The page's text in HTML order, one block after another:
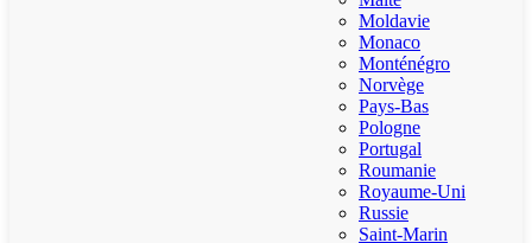
Moldavie
Monaco
Monténégro
Norvège
Pays-Bas
Pologne
Portugal
Roumanie
Royaume-Uni
Russie
Saint-Marin